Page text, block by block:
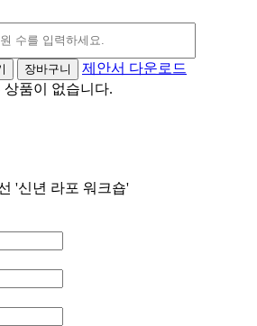
장바구니
제안서 다운로드
품이 없습니다.
'신년 라포 워크숍'